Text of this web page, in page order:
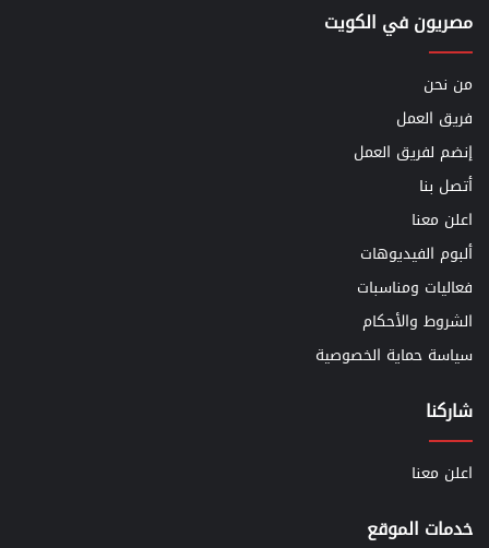
مصريون في الكويت
من نحن
فريق العمل
إنضم لفريق العمل
أتصل بنا
اعلن معنا
ألبوم الفيديوهات
فعاليات ومناسبات
الشروط والأحكام
سياسة حماية الخصوصية
شاركنا
اعلن معنا
خدمات الموقع